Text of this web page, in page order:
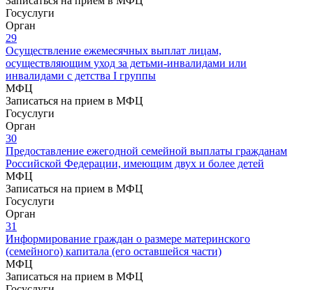
Госуслуги
Орган
29
Осуществление ежемесячных выплат лицам,
осуществляющим уход за детьми-инвалидами или
инвалидами с детства I группы
МФЦ
Записаться на прием в МФЦ
Госуслуги
Орган
30
Предоставление ежегодной семейной выплаты гражданам
Российской Федерации, имеющим двух и более детей
МФЦ
Записаться на прием в МФЦ
Госуслуги
Орган
31
Информирование граждан о размере материнского
(семейного) капитала (его оставшейся части)
МФЦ
Записаться на прием в МФЦ